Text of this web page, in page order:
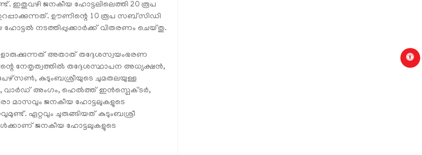
ജനകീയ ഹോട്ടലിലെത്തി 20 രൂപ
ഊണിന്റെ 10 രൂപ സബ്സിഡി
നടത്തിപ്പുക്കാര്‍ക്ക് വിതരണം ചെയ്തു.
അതാത് തദ്ദേശസ്വയംഭരണ
നേതൃത്വത്തില്‍ തദ്ദേശസ്ഥാപന അധ്യക്ഷന്‍,
കുടുംബശ്രീയുടെ ചുമതലയുള്ള
വാര്‍ഡ് അംഗം, ഹെല്‍ത്ത് ഇന്‍സ്പെക്ടര്‍,
മാസവും ജനകീയ ഹോട്ടലുകളുടെ
ഏറ്റവും ചുരുങ്ങിയത് കുടുംബശ്രീ
ജനകീയ ഹോട്ടലുകളുടെ